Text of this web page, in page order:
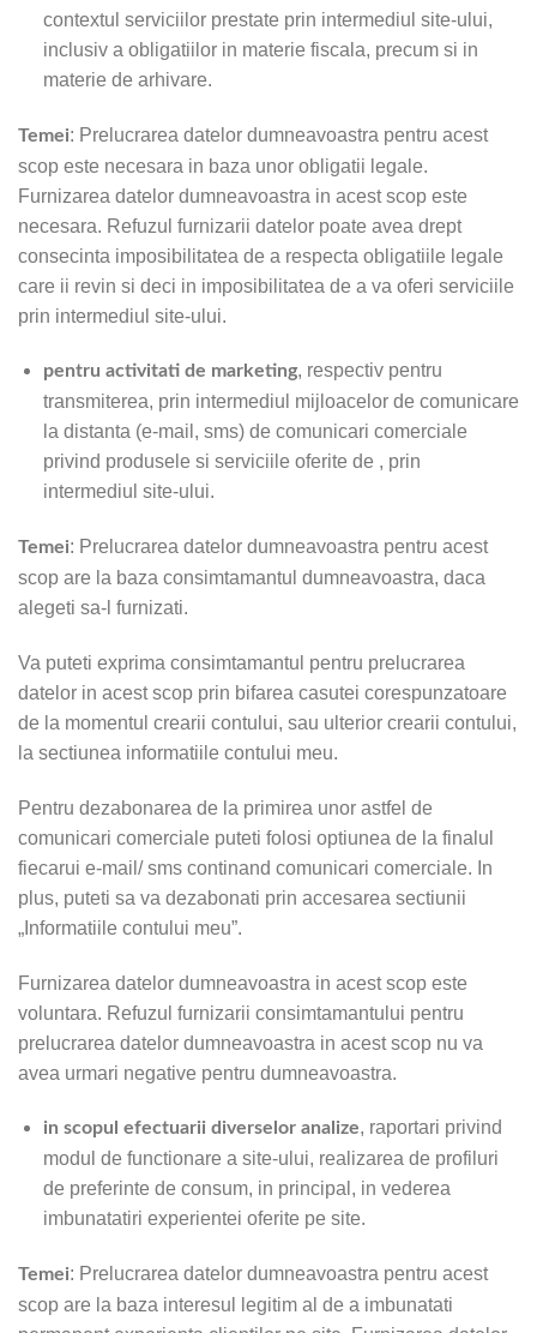
contextul serviciilor prestate prin intermediul site-ului,
inclusiv a obligatiilor in materie fiscala, precum si in
materie de arhivare.
Temei: Prelucrarea datelor dumneavoastra pentru acest
scop este necesara in baza unor obligatii legale.
Furnizarea datelor dumneavoastra in acest scop este
necesara. Refuzul furnizarii datelor poate avea drept
consecinta imposibilitatea de a respecta obligatiile legale
care ii revin si deci in imposibilitatea de a va oferi serviciile
prin intermediul site-ului.
pentru activitati de marketing, respectiv pentru
transmiterea, prin intermediul mijloacelor de comunicare
la distanta (e-mail, sms) de comunicari comerciale
privind produsele si serviciile oferite de , prin
intermediul site-ului.
Temei: Prelucrarea datelor dumneavoastra pentru acest
scop are la baza consimtamantul dumneavoastra, daca
alegeti sa-l furnizati.
Va puteti exprima consimtamantul pentru prelucrarea
datelor in acest scop prin bifarea casutei corespunzatoare
de la momentul crearii contului, sau ulterior crearii contului,
la sectiunea informatiile contului meu.
Pentru dezabonarea de la primirea unor astfel de
comunicari comerciale puteti folosi optiunea de la finalul
fiecarui e-mail/ sms continand comunicari comerciale. In
plus, puteti sa va dezabonati prin accesarea sectiunii
„Informatiile contului meu”.
Furnizarea datelor dumneavoastra in acest scop este
voluntara. Refuzul furnizarii consimtamantului pentru
prelucrarea datelor dumneavoastra in acest scop nu va
avea urmari negative pentru dumneavoastra.
in scopul efectuarii diverselor analize, raportari privind
modul de functionare a site-ului, realizarea de profiluri
de preferinte de consum, in principal, in vederea
imbunatatiri experientei oferite pe site.
Temei: Prelucrarea datelor dumneavoastra pentru acest
scop are la baza interesul legitim al de a imbunatati